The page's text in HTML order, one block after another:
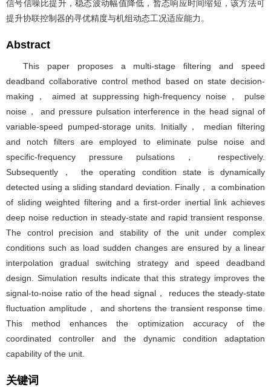
信号信噪比提升，稳态波动幅值降低，暂态响应时间缩短，该方法可
提升协联控制器的寻优精度与机组动态工况适应能力。
Abstract
This paper proposes a multi-stage filtering and speed
deadband collaborative control method based on state decision-
making， aimed at suppressing high-frequency noise， pulse
noise， and pressure pulsation interference in the head signal of
variable-speed pumped-storage units. Initially， median filtering
and notch filters are employed to eliminate pulse noise and
specific-frequency pressure pulsations， respectively.
Subsequently， the operating condition state is dynamically
detected using a sliding standard deviation. Finally， a combination
of sliding weighted filtering and a first-order inertial link achieves
deep noise reduction in steady-state and rapid transient response.
The control precision and stability of the unit under complex
conditions such as load sudden changes are ensured by a linear
interpolation gradual switching strategy and speed deadband
design. Simulation results indicate that this strategy improves the
signal-to-noise ratio of the head signal， reduces the steady-state
fluctuation amplitude， and shortens the transient response time.
This method enhances the optimization accuracy of the
coordinated controller and the dynamic condition adaptation
capability of the unit.
关键词